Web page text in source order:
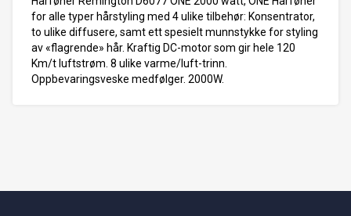
for alle typer hårstyling med 4 ulike tilbehør: Konsentrator,
to ulike diffusere, samt ett spesielt munnstykke for styling
av «flagrende» hår. Kraftig DC-motor som gir hele 120
Km/t luftstrøm. 8 ulike varme/luft-trinn.
Oppbevaringsveske medfølger. 2000W.